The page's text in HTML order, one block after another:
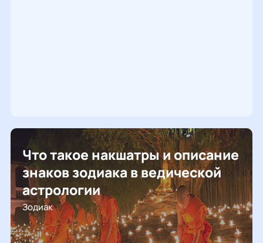
Что такое накшатры и описание
знаков зодиака в ведической
астрологии
Зодиак